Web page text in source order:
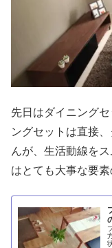
先日はダイニング
ングセットは直接
んが、生活動線を
はとても大事な要素